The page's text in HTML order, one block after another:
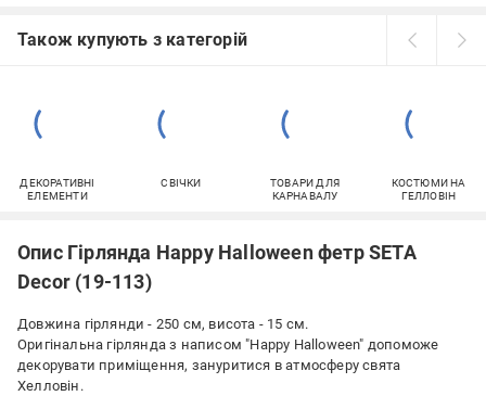
Також купують з категорій
ДЕКОРАТИВНІ
ЕЛЕМЕНТИ
СВІЧКИ
ТОВАРИ ДЛЯ
КАРНАВАЛУ
КОСТЮМИ НА
ГЕЛЛОВІН
Опис Гірлянда Happy Halloween фетр SETA
Decor (19-113)
Довжина гірлянди - 250 см, висота - 15 см.
Оригінальна гірлянда з написом "Happy Halloween" допоможе
декорувати приміщення, зануритися в атмосферу свята
Хелловін.